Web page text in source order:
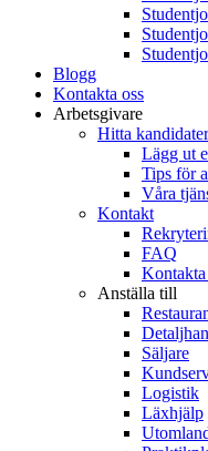
Blogg
Kontakta oss
Arbetsgivare
Hitta kandidater
Lägg ut
Tips för
Våra
Kontakt
FAQ
Kontakta
Anställa till
Säljare
Logistik
Läxhjälp